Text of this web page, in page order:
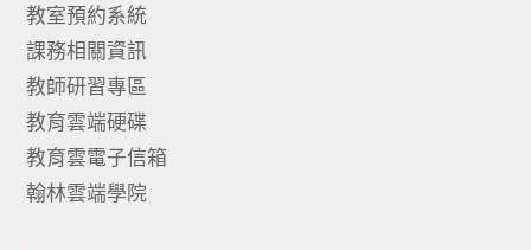
教室預約系統
課務相關資訊
教師研習專區
教育雲端硬碟
教育雲電子信箱
翰林雲端學院